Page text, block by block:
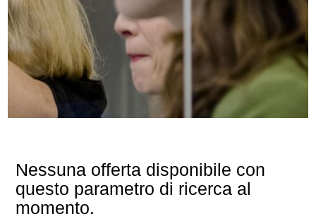
Nessuna offerta disponibile con
questo parametro di ricerca al
momento.